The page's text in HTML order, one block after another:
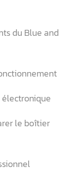
du Blue and
électronique
le boîtier